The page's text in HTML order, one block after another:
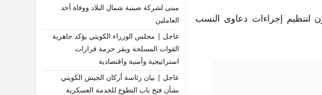
لتنظيم إجراءات دعاوى النسب
مبنى لشركة صينية شمال البلاد ووفاة أحد
العاملين
عاجل | مجلس الوزراء الكويتي يؤكد جاهزية
القوات المسلحة ويقر حزمة قرارات
استراتيجية وأمنية واقتصادية
عاجل | بيان رئاسة أركان الجيش الكويتي
بشأن فتح باب التطوع للخدمة العسكرية